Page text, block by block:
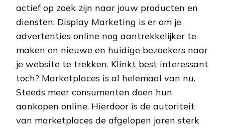
actief op zoek zijn naar jouw producten en
diensten. Display Marketing is er om je
advertenties online nog aantrekkelijker te
maken en nieuwe en huidige bezoekers naar
je website te trekken. Klinkt best interessant
toch? Marketplaces is al helemaal van nu.
Steeds meer consumenten doen hun
aankopen online. Hierdoor is de autoriteit
van marketplaces de afgelopen jaren sterk